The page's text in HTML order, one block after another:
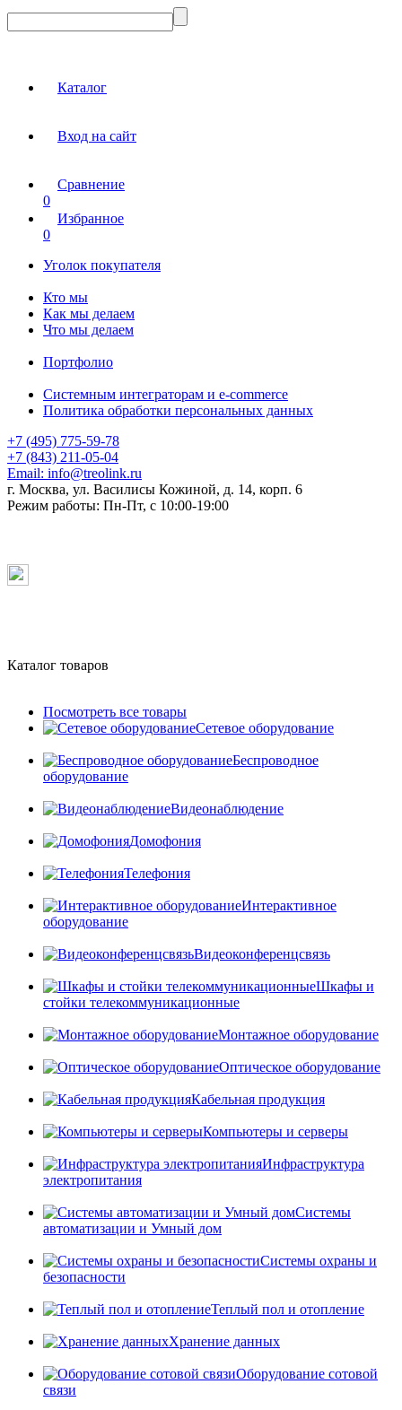
Каталог
Вход на сайт
Сравнение
0
Избранное
0
Уголок покупателя
Кто мы
Как мы делаем
Что мы делаем
Портфолио
Системным интеграторам и e-commerce
Политика обработки персональных данных
+7 (495) 775-59-78
+7 (843) 211-05-04
Email: info@treolink.ru
г. Москва, ул. Василисы Кожиной, д. 14, корп. 6
Режим работы: Пн-Пт, с 10:00-19:00
Каталог товаров
Посмотреть все товары
Сетевое оборудование
Беспроводное
оборудование
Видеонаблюдение
Домофония
Телефония
Интерактивное
оборудование
Видеоконференцсвязь
Шкафы и
стойки телекоммуникационные
Монтажное оборудование
Оптическое оборудование
Кабельная продукция
Компьютеры и серверы
Инфраструктура
электропитания
Системы
автоматизации и Умный дом
Системы охраны и
безопасности
Теплый пол и отопление
Хранение данных
Оборудование сотовой
связи